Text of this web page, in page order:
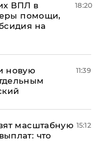
ВПЛ в
помощи,
на
18:20
новую
11:39
масштабную
что
15:12